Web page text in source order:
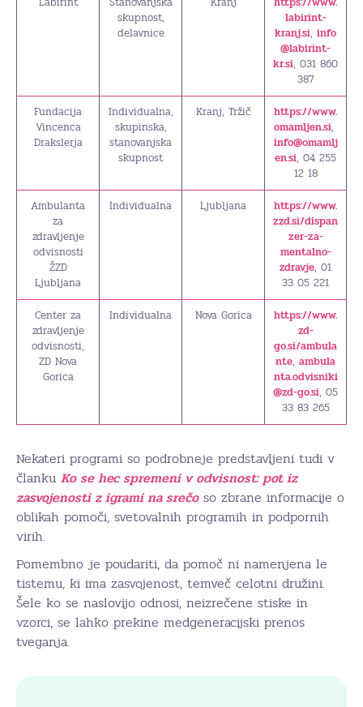
skupnost,
delavnice
labirint-
kranj.si, info
@labirint-
kr.si, 031 860
387
Fundacija
Vincenca
Drakslerja
Individualna,
skupinska,
stanovanjska
skupnost
Kranj, Tržič
https://www.
omamljen.si,
info@omamlj
en.si, 04 255
12 18
Ambulanta
za
zdravljenje
odvisnosti
ŽZD
Ljubljana
Individualna Ljubljana
https://www.
zzd.si/dispan
zer-za-
mentalno-
zdravje, 01
33 05 221
Center za
zdravljenje
odvisnosti,
ZD Nova
Gorica
Individualna Nova Gorica
https://www.
zd-
go.si/ambula
nte, ambula
nta.odvisniki
@zd-go.si, 05
33 83 265
Nekateri programi so podrobneje predstavljeni tudi v
članku Ko se hec spremeni v odvisnost: pot iz
zasvojenosti z igrami na srečoso zbrane informacije o
oblikah pomoči, svetovalnih programih in podpornih
virih.
Pomembno je poudariti, da pomoč ni namenjena le
tistemu, ki ima zasvojenost, temveč celotni družini.
Šele ko se naslovijo odnosi, neizrečene stiske in
vzorci, se lahko prekine medgeneracijski prenos
tveganja.